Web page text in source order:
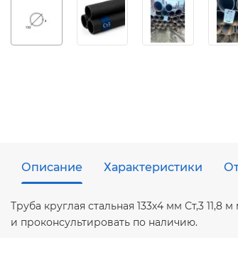
Описание Характеристики
Труба круглая стальная 133х4 мм Ст,3
и проконсультировать по наличию.